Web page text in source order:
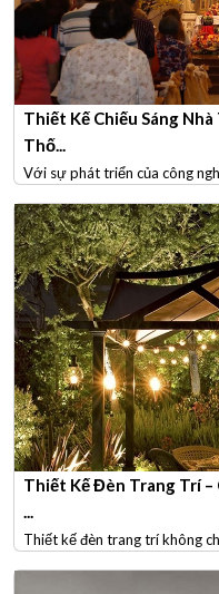
Thiết Kế Chiếu Sáng
Thố...
Với sự phát triển của công
Thiết Kế Đèn Trang Trí –
...
Thiết kế đèn trang trí không